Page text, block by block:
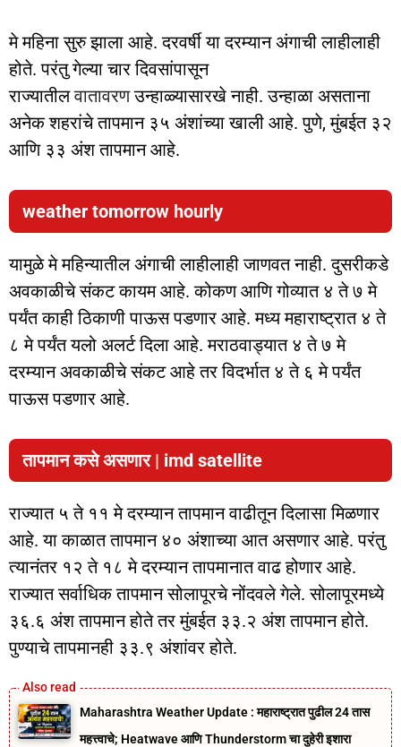
मे महिना सुरु झाला आहे. दरवर्षी या दरम्यान अंगाची लाहीलाही
होते. परंतु गेल्या चार दिवसांपासून
राज्यातीलवातावरणउन्हाळ्यासारखे नाही. उन्हाळा असताना
अनेक शहरांचे तापमान ३५ अंशांच्या खाली आहे. पुणे, मुंबईत ३२
आणि ३३ अंश तापमान आहे.
weather tomorrow hourly
यामुळे मे महिन्यातील अंगाची लाहीलाही जाणवत नाही. दुसरीकडे
अवकाळीचे संकट कायम आहे. कोकण आणि गोव्यात ४ ते ७ मे
पर्यंत काही ठिकाणी पाऊस पडणार आहे. मध्य महाराष्ट्रात ४ ते
८ मे पर्यंत यलो अलर्ट दिला आहे. मराठवाड्यात ४ ते ७ मे
दरम्यान अवकाळीचे संकट आहे तर विदर्भात ४ ते ६ मे पर्यंत
पाऊस पडणार आहे.
तापमान कसे असणार| imd satellite
राज्यात ५ ते ११ मे दरम्यान तापमान वाढीतून दिलासा मिळणार
आहे. या काळात तापमान ४० अंशाच्या आत असणार आहे. परंतु
त्यानंतर १२ ते १८ मे दरम्यान तापमानात वाढ होणार आहे.
राज्यात सर्वाधिक तापमान सोलापूरचे नोंदवले गेले. सोलापूरमध्ये
३६.६ अंश तापमान होते तर मुंबईत ३३.२ अंश तापमान होते.
पुण्याचे तापमानही ३३.९ अंशांवर होते.
Maharashtra Weather Update : महाराष्ट्रात पुढील 24 तास
महत्त्वाचे; Heatwave आणि Thunderstorm चा दुहेरी इशारा